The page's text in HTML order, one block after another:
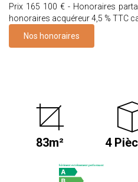
Prix 165 100 € - Honoraires
honoraires acquéreur 4,5 % TTC
Nos honoraires
83m² 4